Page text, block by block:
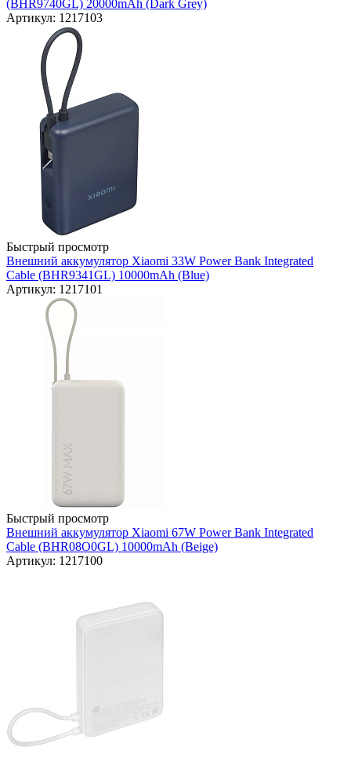
(BHR9740GL) 20000mAh (Dark Grey)
Артикул: 1217103
Быстрый просмотр
Внешний аккумулятор Xiaomi 33W Power Bank Integrated
Cable (BHR9341GL) 10000mAh (Blue)
Артикул: 1217101
Быстрый просмотр
Внешний аккумулятор Xiaomi 67W Power Bank Integrated
Cable (BHR08O0GL) 10000mAh (Beige)
Артикул: 1217100